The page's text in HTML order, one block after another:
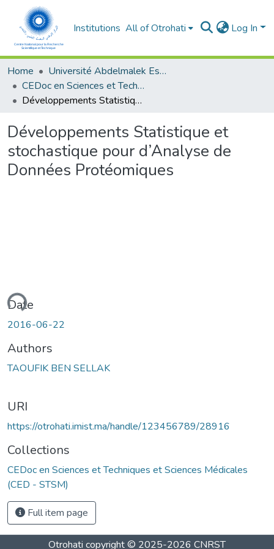
Institutions All of Otrohati Log In
Home
Université Abdelmalek Essaâdi - Tétouan
CEDoc en Sciences et Techniques et Sciences Médicales (CED - STSM)
Développements Statistique et stochastique pour d’Analyse de Données Protéomiques
Développements Statistique et
stochastique pour d’Analyse de
Données Protéomiques
Date
2016-06-22
Authors
TAOUFIK BEN SELLAK
URI
https://otrohati.imist.ma/handle/123456789/28916
Collections
CEDoc en Sciences et Techniques et Sciences Médicales
(CED - STSM)
Full item page
Otrohati copyright © 2025-2026 CNRST